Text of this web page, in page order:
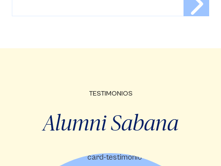
TESTIMONIOS
Alumni Sabana